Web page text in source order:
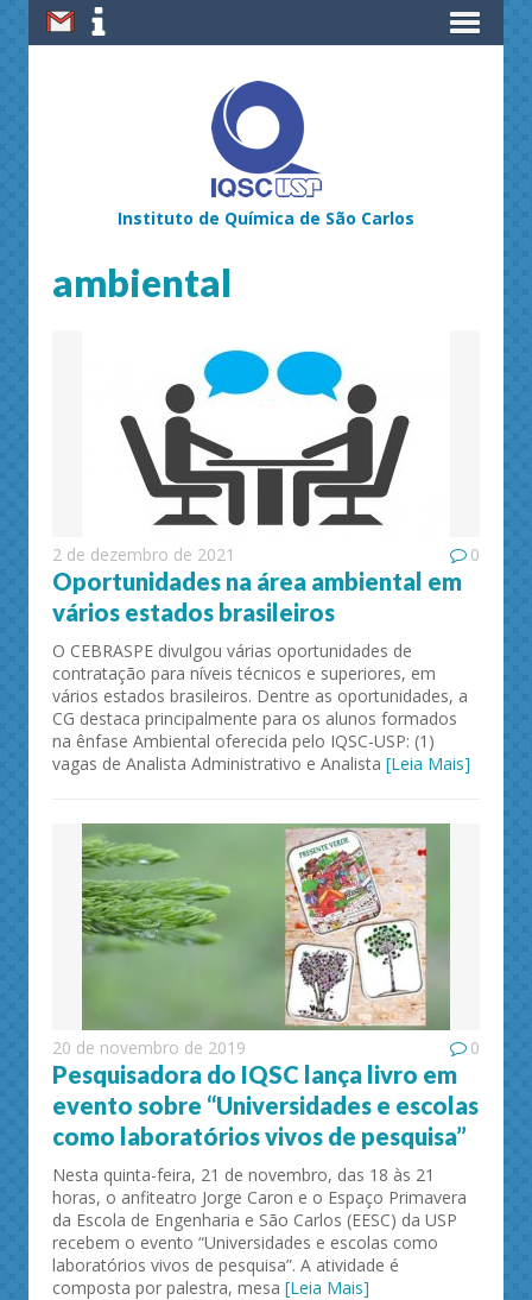
Instituto de Química de São Carlos
ambiental
2 de dezembro de 2021 0
Oportunidades na área ambiental em
vários estados brasileiros
O CEBRASPE divulgou várias oportunidades de
contratação para níveis técnicos e superiores, em
vários estados brasileiros. Dentre as oportunidades, a
CG destaca principalmente para os alunos formados
na ênfase Ambiental oferecida pelo IQSC-USP: (1)
vagas de Analista Administrativo e Analista [Leia Mais]
20 de novembro de 2019 0
Pesquisadora do IQSC lança livro em
evento sobre “Universidades e escolas
como laboratórios vivos de pesquisa”
Nesta quinta-feira, 21 de novembro, das 18 às 21
horas, o anfiteatro Jorge Caron e o Espaço Primavera
da Escola de Engenharia e São Carlos (EESC) da USP
recebem o evento “Universidades e escolas como
laboratórios vivos de pesquisa”. A atividade é
composta por palestra, mesa [Leia Mais]